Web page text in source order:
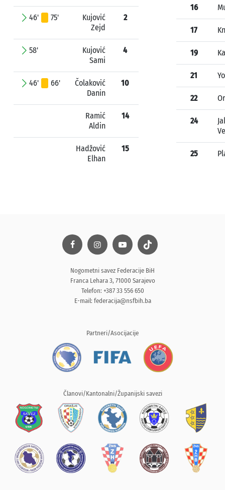
46' 75'
Kujović
Zejd
2
58'
Kujović
Sami
4
46' 66'
Čolaković
Danin
10
Ramić
Aldin
14
Hadžović
Elhan
15
16
17
19
21
22
24
25
Nogometni savez Federacije BiH
Franca Lehara 3, 71000 Sarajevo
Telefon: +387 33 556 650
E-mail: federacija@nsfbih.ba
Partneri/Asocijacije
Članovi/Kantonalni/Županijski savezi